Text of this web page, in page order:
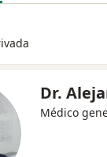
Dr.
Médico